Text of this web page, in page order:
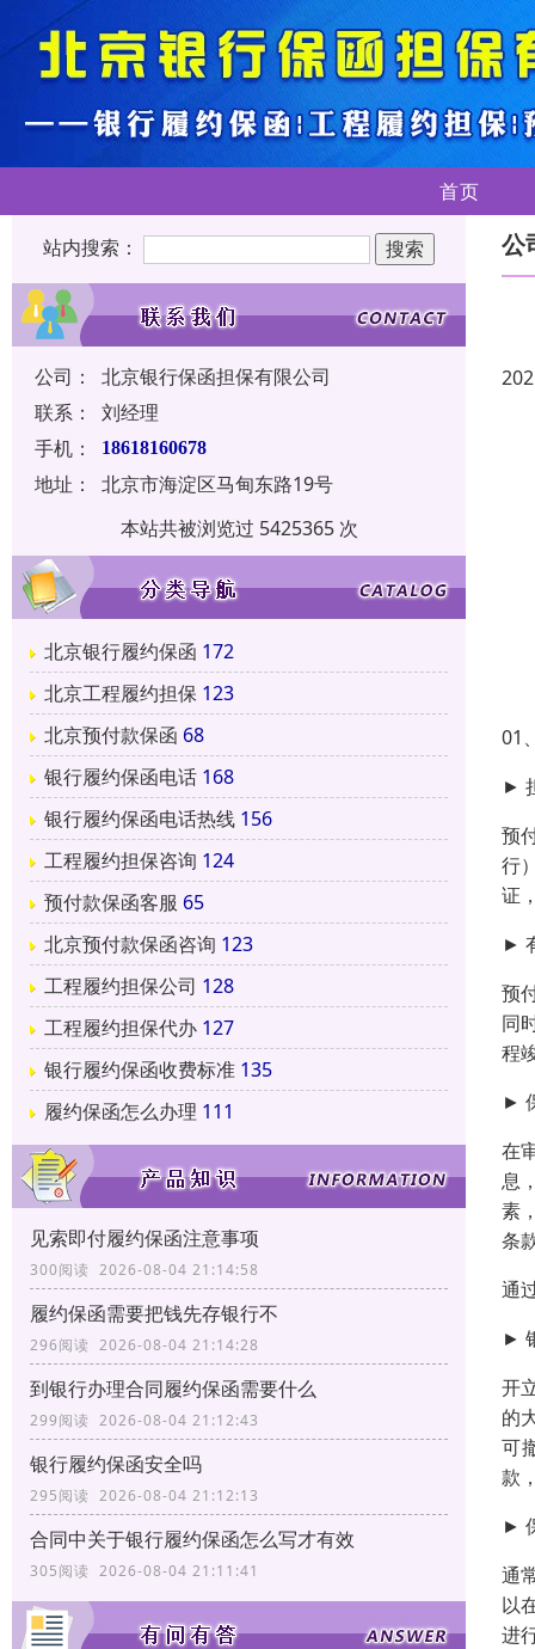
首页
站内搜索：
公司：
北京银行保函担保有限公司
联系：
刘经理
手机：
18618160678
地址：
北京市海淀区马甸东路19号
本站共被浏览过 5425365 次
北京银行履约保函 172
北京工程履约担保 123
北京预付款保函 68
银行履约保函电话 168
银行履约保函电话热线 156
工程履约担保咨询 124
预付款保函客服 65
北京预付款保函咨询 123
工程履约担保公司 128
工程履约担保代办 127
银行履约保函收费标准 135
履约保函怎么办理 111
见索即付履约保函注意事项
300阅读 2026-08-04 21:14:58
履约保函需要把钱先存银行不
296阅读 2026-08-04 21:14:28
到银行办理合同履约保函需要什么
299阅读 2026-08-04 21:12:43
银行履约保函安全吗
295阅读 2026-08-04 21:12:13
合同中关于银行履约保函怎么写才有效
305阅读 2026-08-04 21:11:41
公
01
►
预
行
证
►
预
同
程
►
在
息
素
条
通
►
开
的
可
款
►
通
以
进